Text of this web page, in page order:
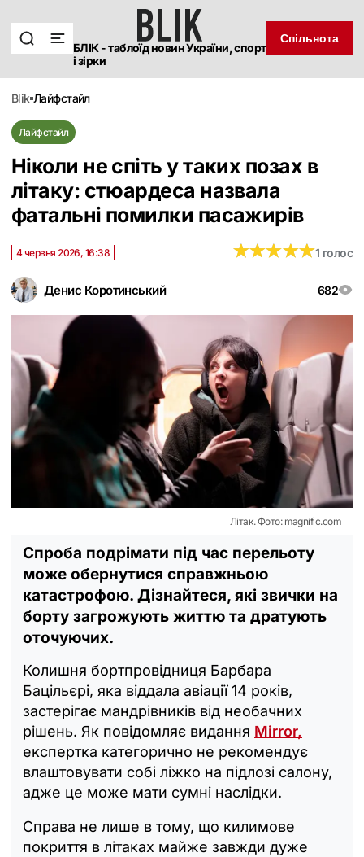
БЛІК - таблоїд новин України, спорт
і зірки
Спільнота
blik лайфстайл
Лайфстайл
Ніколи не спіть у таких позах в
літаку: стюардеса назвала
фатальні помилки пасажирів
Денис Коротинський 682
4 червня 2026, 16:38 ★★★★★
★★★★★1 голос
Літак. Фото: magnific.com
Спроба подрімати під час перельоту
може обернутися справжньою
катастрофою. Дізнайтеся, які звички на
борту загрожують життю та дратують
оточуючих.
Колишня бортпровідниця Барбара
Бацільєрі, яка віддала авіації 14 років,
застерігає мандрівників від необачних
рішень. Як повідомляє видання Mirror,
експертка категорично не рекомендує
влаштовувати собі ліжко на підлозі салону,
адже це може мати сумні наслідки.
Справа не лише в тому, що килимове
покриття в літаках майже завжди дуже